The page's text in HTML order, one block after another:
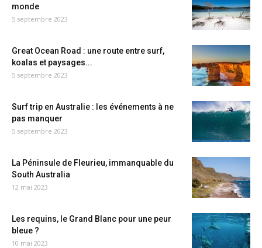
monde
5 septembre 2023
Great Ocean Road : une route entre surf,
koalas et paysages...
5 septembre 2023
Surf trip en Australie : les événements à ne
pas manquer
5 septembre 2023
La Péninsule de Fleurieu, immanquable du
South Australia
12 mai 2023
Les requins, le Grand Blanc pour une peur
bleue ?
10 mai 2023